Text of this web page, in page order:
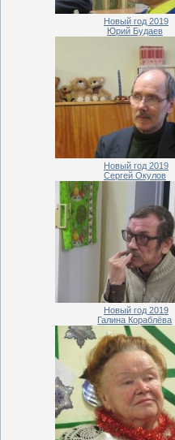
Новый год 2019
Юрий Будаев
Новый год 2019
Сергей Окулов
Новый год 2019
Галина Кораблёва